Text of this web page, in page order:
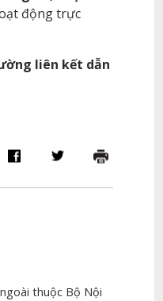
động trực
liên kết dẫn
thuộc Bộ Nội